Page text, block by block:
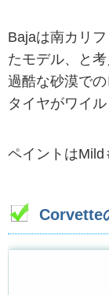
Bajaは南カリ
たモデル、と考
過酷な砂漠で
タイヤがワイ
ペイントはMild
Corvette